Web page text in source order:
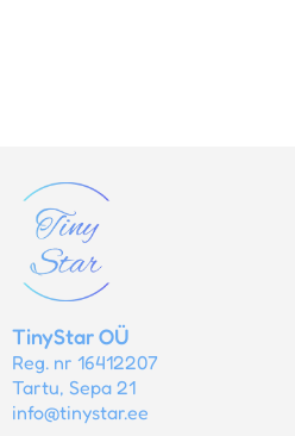
TinyStar OÜ
Reg. nr 16412207
Tartu, Sepa 21
info@tinystar.ee